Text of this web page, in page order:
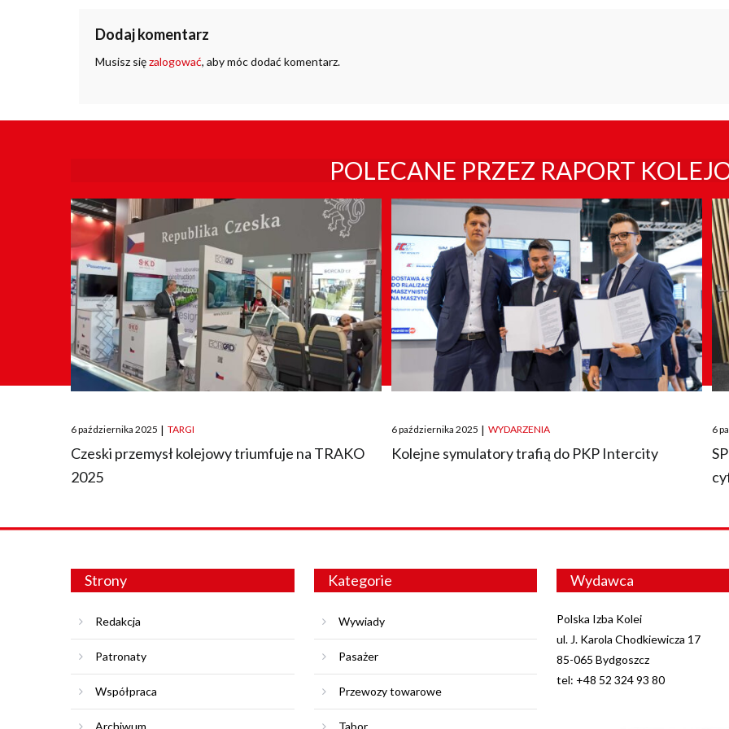
Dodaj komentarz
Musisz sięzalogować, aby móc dodać komentarz.
POLECANE PRZEZ RAPORT
Posted
on
6 października 2025 | TARGI
Czeski przemysł kolejowy triumfuje na TRAKO
2025
Posted
on
6 października 2025 | WYDARZENIA
Kolejne symulatory trafią do PKP Intercity
on
6
Strony
Redakcja
Patronaty
Współpraca
Kategorie
Wywiady
Pasażer
Przewozy towarowe
Wydawca
Polska Izba Kolei
ul. J. Karola Chodkiewicza 17
85-065 Bydgoszcz
tel: +48 52 324 93 80